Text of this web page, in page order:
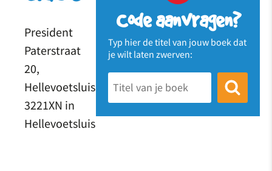
Code aanvragen?
Typ hier de titel van jouw boek dat
je wilt laten zwerven:
President
Paterstraat
20,
Hellevoetsluis
3221XN in
Hellevoetsluis